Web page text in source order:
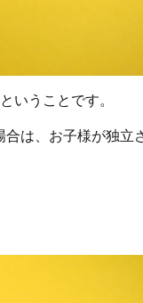
ということです。
合は、お子様が独立